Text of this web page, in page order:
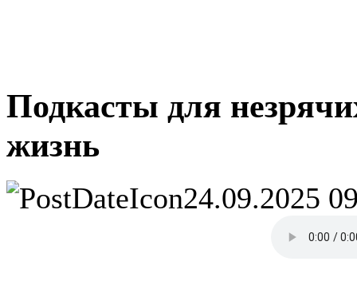
Подкасты для
жизнь
24.09.2025